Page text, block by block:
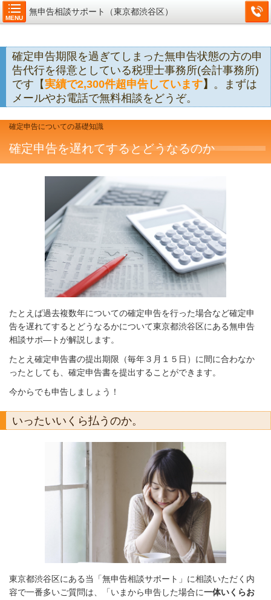
MENU
無申告相談サポート（東京都渋谷区）
確定申告期限を過ぎてしまった無申告状態の方の申
告代行を得意としている税理士事務所(会計事務所)
です【実績で2,300件超申告しています】 。まずは
メールやお電話で無料相談をどうぞ。
確定申告についての基礎知識
確定申告を遅れてするとどうなるのか
たとえば過去複数年についての確定申告を行った場合など確定申
告を遅れてするとどうなるかについて東京都渋谷区にある無申告
相談サポ―トが解説します。
たとえ確定申告書の提出期限（毎年３月１５日）に間に合わなか
ったとしても、確定申告書を提出することができます。
今からでも申告しましょう！
いったいいくら払うのか。
東京都渋谷区にある当「無申告相談サポート」に相談いただく内
容で一番多いご質問は、「いまから申告した場合に一体いくらお